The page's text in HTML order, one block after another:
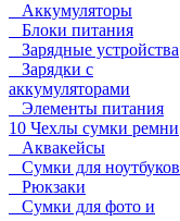
Аккумуляторы
Блоки питания
Зарядные устройства
Зарядки с
аккумуляторами
Элементы питания
10 Чехлы сумки ремни
Аквакейсы
Сумки для ноутбуков
Рюкзаки
Сумки для фото и